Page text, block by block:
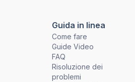
Guida in linea
Come fare
Guide Video
FAQ
Risoluzione dei
problemi